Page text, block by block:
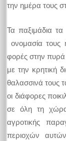
την ημέρα τους
Τα παξιμάδια
ονομασία τους
φορές στην πυρά
με την κρητική
θαλασσινά τους
οι διάφορες
σε όλη τη χώρα
αγροτικής
περιοχών